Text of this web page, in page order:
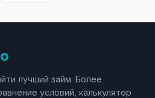
лучший займ. Более
условий, калькулятор